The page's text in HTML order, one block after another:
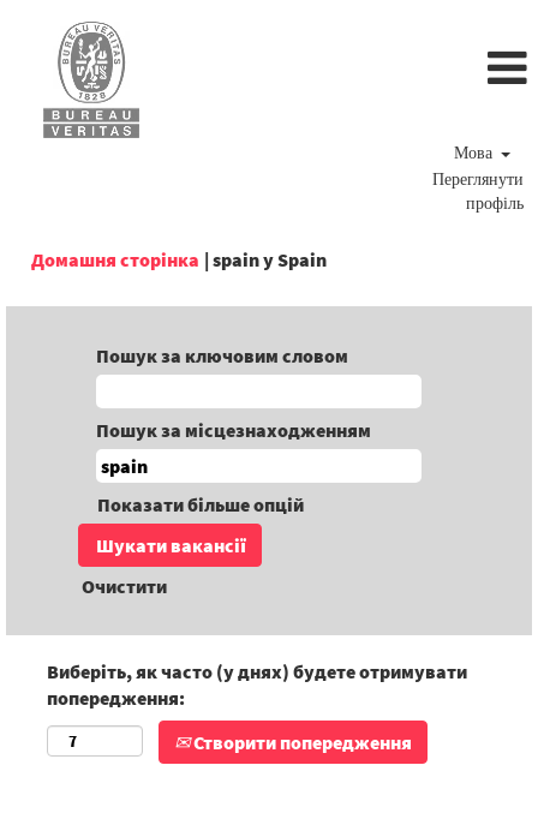
Мова
Переглянути
профіль
Домашня сторінка | spain у Spain(поточна
Пошук за ключовим словом
Пошук за місцезнаходженням
Показати більше опцій
Очистити
Виберіть, як часто (у днях) будете отримувати
попередження:
Створити попередження